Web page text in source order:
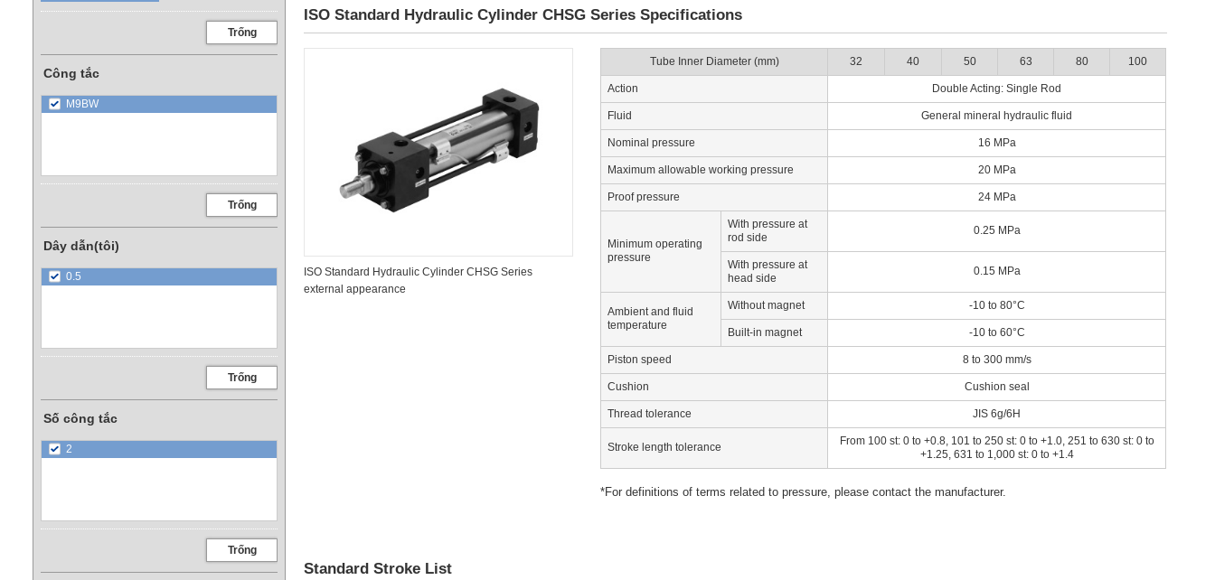
Trống
Công tắc
M9BW
Trống
Dây dẫn(tôi)
0.5
Trống
Số công tắc
2
Trống
ISO Standard Hydraulic Cylinder CHSG Series Specifications
ISO Standard Hydraulic Cylinder CHSG Series
external appearance
Tube Inner Diameter (mm) 32 40 50 63 80 100
Action Double Acting: Single Rod
Fluid General mineral hydraulic fluid
Nominal pressure 16 MPa
Maximum allowable working pressure 20 MPa
Proof pressure 24 MPa
Minimum operating
pressure
With pressure at
rod side
0.25 MPa
With pressure at
head side
0.15 MPa
Ambient and fluid
temperature
Without magnet -10 to 80°C
Built-in magnet -10 to 60°C
Piston speed 8 to 300 mm/s
Cushion Cushion seal
Thread tolerance JIS 6g/6H
Stroke length tolerance
From 100 st: 0 to +0.8, 101 to 250 st: 0 to +1.0, 251 to 630 st: 0 to
+1.25, 631 to 1,000 st: 0 to +1.4
*For definitions of terms related to pressure, please contact the manufacturer.
Standard Stroke List